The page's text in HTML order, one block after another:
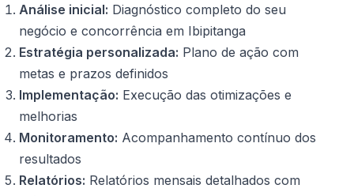
Análise inicial: Diagnóstico completo do seu
negócio e concorrência em Ibipitanga
Estratégia personalizada: Plano de ação com
metas e prazos definidos
Implementação: Execução das otimizações e
melhorias
Monitoramento: Acompanhamento contínuo dos
resultados
Relatórios: Relatórios mensais detalhados com